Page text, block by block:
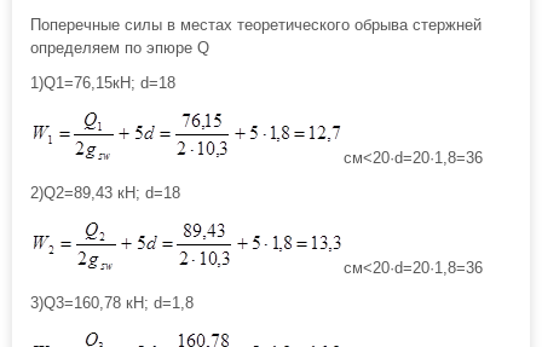
Поперечные силы в местах теоретического обрыва стержней
определяем по эпюре Q
1)Q1=76,15кН; d=18
см<20·d=20·1,8=36
2)Q2=89,43 кН; d=18
см<20·d=20·1,8=36
3)Q3=160,78 кН; d=1,8